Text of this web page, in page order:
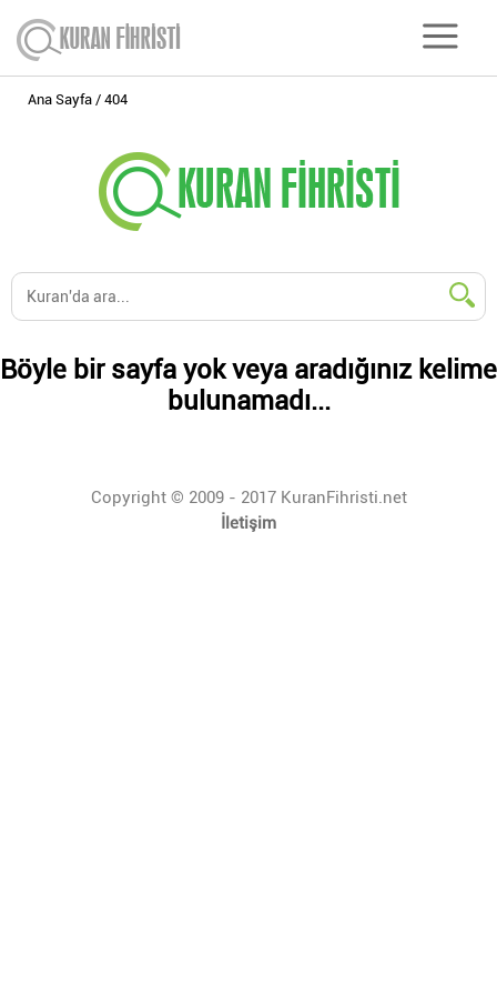
Ana Sayfa 404
Böyle bir sayfa yok veya aradığınız kelime
bulunamadı...
Copyright © 2009 - 2017 KuranFihristi.net
İletişim